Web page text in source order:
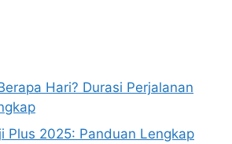
Hari? Durasi Perjalanan
Plus 2025: Panduan Lengkap